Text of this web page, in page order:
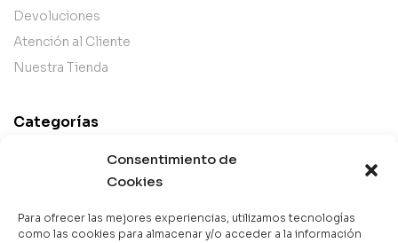
Consentimiento de
Cookies
Para ofrecer las mejores experiencias, utilizamos tecnologías
como las cookies para almacenar y/o acceder a la información
Devoluciones
Atención al Cliente
Nuestra Tienda
Categorías
Mejor Valorados
Libros en Oferta